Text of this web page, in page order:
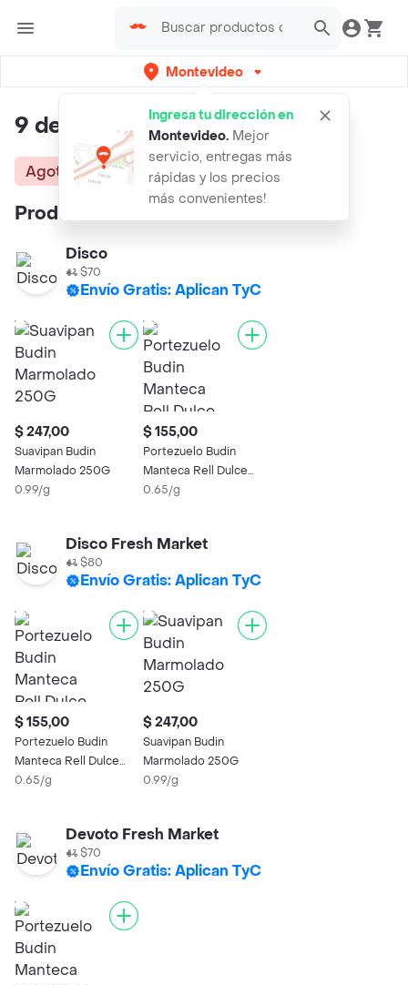
Montevideo
Ingresa tu dirección en
Montevideo. Mejor
servicio, entregas más
rápidas y los precios
más convenientes!
9 de Oro Budín de Vainilla Mini
Agotado
Productos similares:
Disco
$70
Envío Gratis: Aplican TyC
$ 247,00
Suavipan Budin
Marmolado 250G
0.99/g
$ 155,00
Portezuelo Budin
Manteca Rell Dulce
Leche
0.65/g
Disco Fresh Market
$80
Envío Gratis: Aplican TyC
$ 155,00
Portezuelo Budin
Manteca Rell Dulce
Leche
0.65/g
$ 247,00
Suavipan Budin
Marmolado 250G
0.99/g
Devoto Fresh Market
$70
Envío Gratis: Aplican TyC